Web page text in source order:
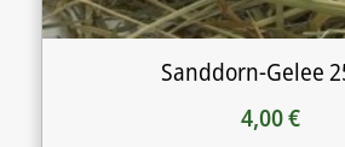
Sanddorn-Gelee
4,00€